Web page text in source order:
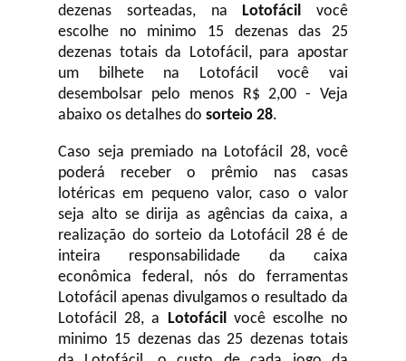
dezenas sorteadas, na Lotofácil você
escolhe no minimo 15 dezenas das 25
dezenas totais da Lotofácil, para apostar
um bilhete na Lotofácil você vai
desembolsar pelo menos R$ 2,00 - Veja
abaixo os detalhes do sorteio 28.
Caso seja premiado na Lotofácil 28, você
poderá receber o prêmio nas casas
lotéricas em pequeno valor, caso o valor
seja alto se dirija as agências da caixa, a
realização do sorteio da Lotofácil 28 é de
inteira responsabilidade da caixa
econômica federal, nós do ferramentas
Lotofácil apenas divulgamos o resultado da
Lotofácil 28, a Lotofácilvocê escolhe no
minimo 15 dezenas das 25 dezenas totais